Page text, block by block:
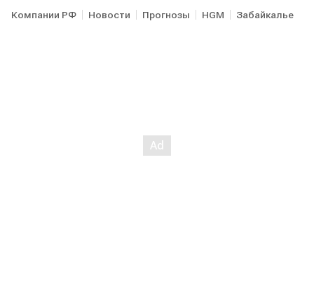
Компании РФ Новости Прогнозы HGM Забайкалье